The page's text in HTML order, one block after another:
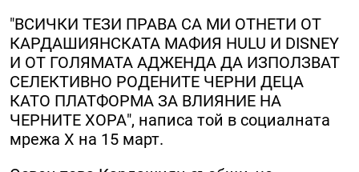
"ВСИЧКИ ТЕЗИ ПРАВА СА МИ ОТНЕТИ ОТ
КАРДАШИЯНСКАТА МАФИЯ HULU И DISNEY
И ОТ ГОЛЯМАТА АДЖЕНДА ДА ИЗПОЛЗВАТ
СЕЛЕКТИВНО РОДЕНИТЕ ЧЕРНИ ДЕЦА
КАТО ПЛАТФОРМА ЗА ВЛИЯНИЕ НА
ЧЕРНИТЕ ХОРА", написа той в социалната
мрежа X на 15 март.